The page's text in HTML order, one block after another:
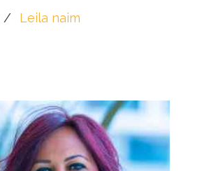
/ Leila naim